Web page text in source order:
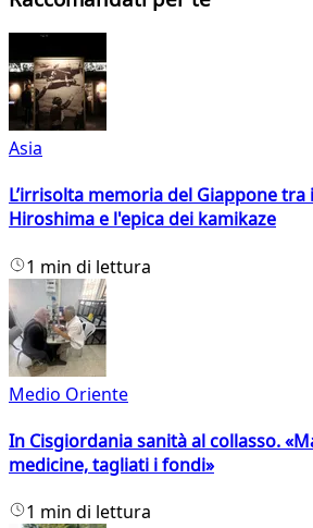
Asia
L’irrisolta memoria del Giappone
Hiroshima e l'epica dei kamikaze
1 min di lettura
Medio Oriente
In Cisgiordania sanità al collasso.
medicine, tagliati i fondi»
1 min di lettura